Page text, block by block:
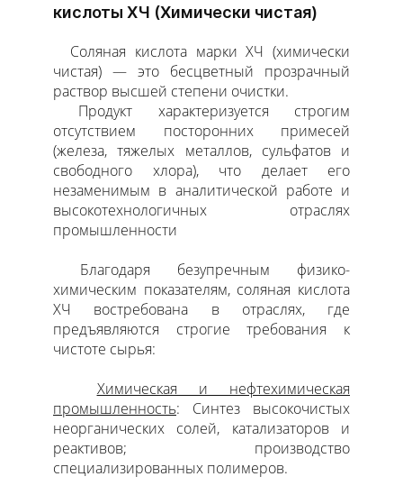
кислоты ХЧ (Химически чистая)
Соляная кислота марки ХЧ (химически
чистая) — это бесцветный прозрачный
раствор высшей степени очистки.
Продукт характеризуется строгим
отсутствием посторонних примесей
(железа, тяжелых металлов, сульфатов и
свободного хлора), что делает его
незаменимым в аналитической работе и
высокотехнологичных отраслях
промышленности
Благодаря безупречным физико-
химическим показателям, соляная кислота
ХЧ востребована в отраслях, где
предъявляются строгие требования к
чистоте сырья:
Химическая и нефтехимическая
промышленность: Синтез высокочистых
неорганических солей, катализаторов и
реактивов; производство
специализированных полимеров.